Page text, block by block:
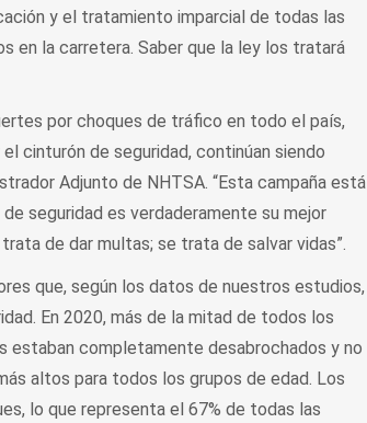
y el tratamiento imparcial de todas las
en la carretera. Saber que la ley los tratará
por choques de tráfico en todo el país,
cinturón de seguridad, continúan siendo
Adjunto de NHTSA. “Esta campaña está
seguridad es verdaderamente su mejor
de dar multas; se trata de salvar vidas”.
que, según los datos de nuestros estudios,
En 2020, más de la mitad de todos los
estaban completamente desabrochados y no
altos para todos los grupos de edad. Los
lo que representa el 67% de todas las